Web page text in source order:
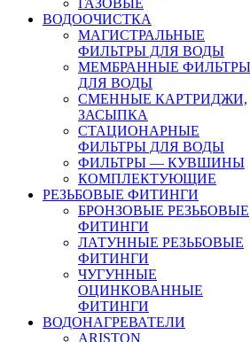
ГАЗОВЫЕ
ВОДООЧИСТКА
МАГИСТРАЛЬНЫЕ
ФИЛЬТРЫ ДЛЯ ВОДЫ
МЕМБРАННЫЕ ФИЛЬТРЫ
ДЛЯ ВОДЫ
СМЕННЫЕ КАРТРИДЖИ,
ЗАСЫПКА
СТАЦИОНАРНЫЕ
ФИЛЬТРЫ ДЛЯ ВОДЫ
ФИЛЬТРЫ — КУВШИНЫ
КОМПЛЕКТУЮЩИЕ
РЕЗЬБОВЫЕ ФИТИНГИ
БРОНЗОВЫЕ РЕЗЬБОВЫЕ
ФИТИНГИ
ЛАТУННЫЕ РЕЗЬБОВЫЕ
ФИТИНГИ
ЧУГУННЫЕ
ОЦИНКОВАННЫЕ
ФИТИНГИ
ВОДОНАГРЕВАТЕЛИ
ARISTON